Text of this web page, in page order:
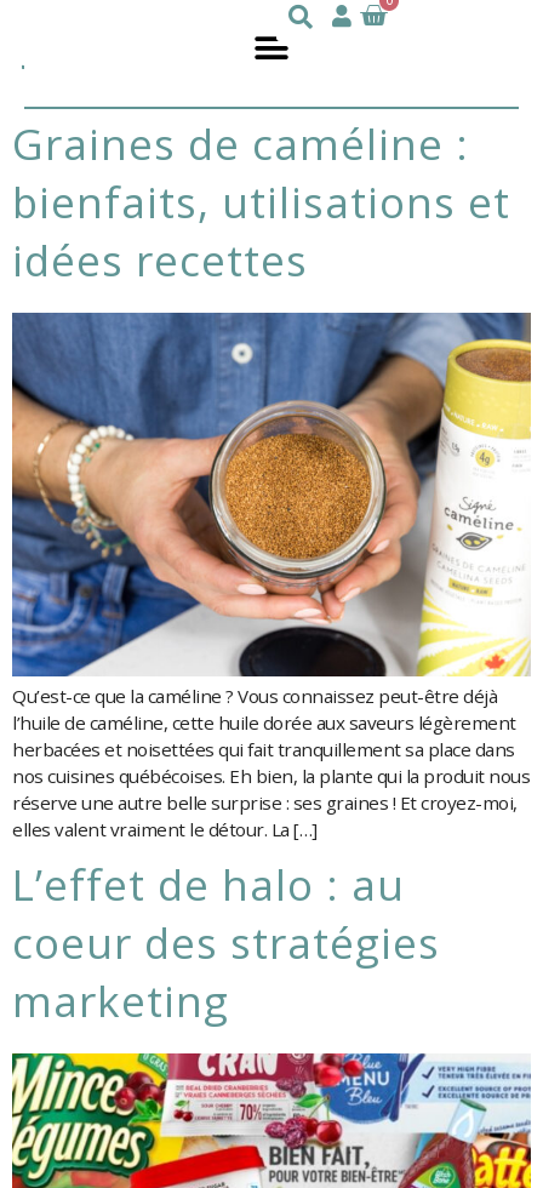
graines de caméline :
bienfaits, utilisations et
idées recettes
Qu’est-ce que la caméline ? Vous connaissez peut-être déjà
l’huile de caméline, cette huile dorée aux saveurs légèrement
herbacées et noisettées qui fait tranquillement sa place dans
nos cuisines québécoises. Eh bien, la plante qui la produit nous
réserve une autre belle surprise : ses graines ! Et croyez-moi,
elles valent vraiment le détour. La […]
l’effet de halo : au
coeur des stratégies
marketing